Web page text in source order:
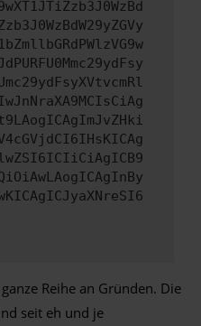
Reihe an Gründen. Die
seit eh und je